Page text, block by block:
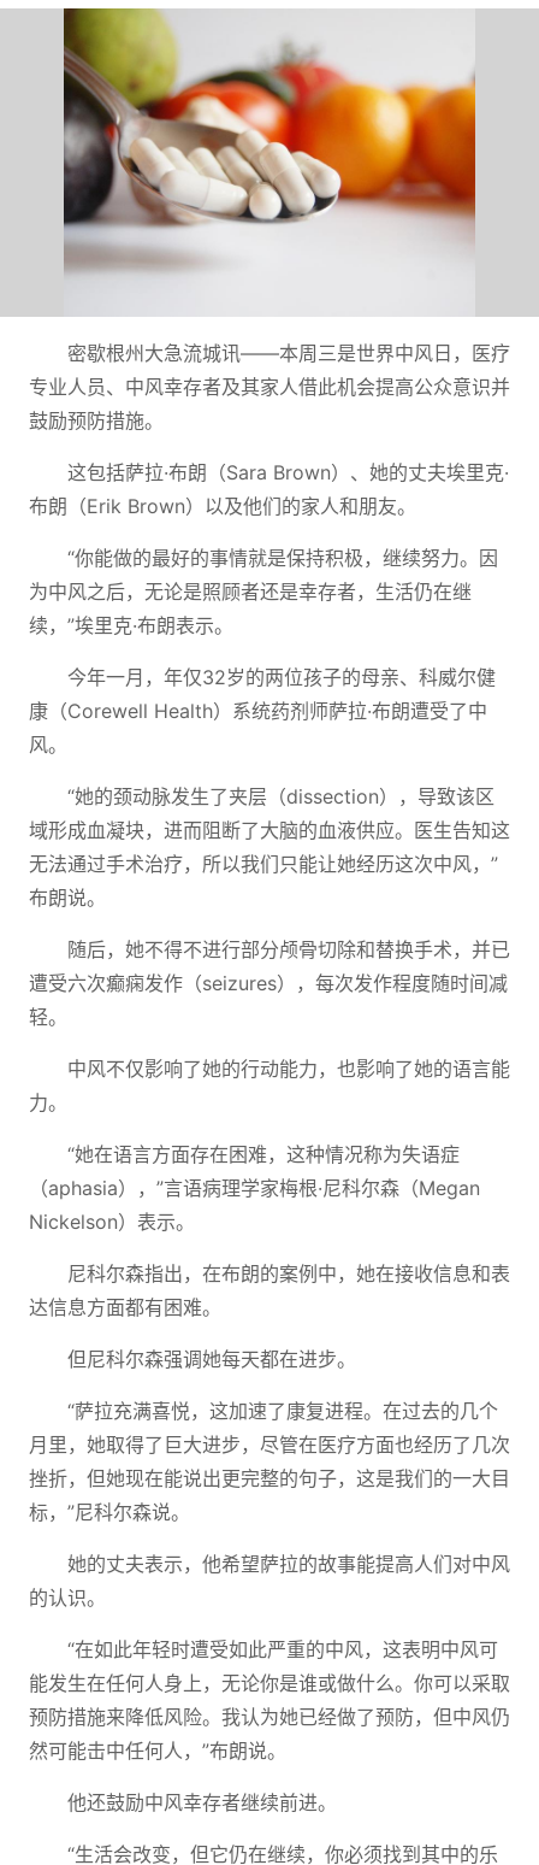
密歇根州大急流城讯——本周三是世界中风日，医疗
专业人员、中风幸存者及其家人借此机会提高公众意识并
鼓励预防措施。
这包括萨拉·布朗（Sara Brown）、她的丈夫埃里克·
布朗（Erik Brown）以及他们的家人和朋友。
“你能做的最好的事情就是保持积极，继续努力。因
为中风之后，无论是照顾者还是幸存者，生活仍在继
续，”埃里克·布朗表示。
今年一月，年仅32岁的两位孩子的母亲、科威尔健
康（Corewell Health）系统药剂师萨拉·布朗遭受了中
风。
“她的颈动脉发生了夹层（dissection），导致该区
域形成血凝块，进而阻断了大脑的血液供应。医生告知这
无法通过手术治疗，所以我们只能让她经历这次中风，”
布朗说。
随后，她不得不进行部分颅骨切除和替换手术，并已
遭受六次癫痫发作（seizures），每次发作程度随时间减
轻。
中风不仅影响了她的行动能力，也影响了她的语言能
力。
“她在语言方面存在困难，这种情况称为失语症
（aphasia），”言语病理学家梅根·尼科尔森（Megan
Nickelson）表示。
尼科尔森指出，在布朗的案例中，她在接收信息和表
达信息方面都有困难。
但尼科尔森强调她每天都在进步。
“萨拉充满喜悦，这加速了康复进程。在过去的几个
月里，她取得了巨大进步，尽管在医疗方面也经历了几次
挫折，但她现在能说出更完整的句子，这是我们的一大目
标，”尼科尔森说。
她的丈夫表示，他希望萨拉的故事能提高人们对中风
的认识。
“在如此年轻时遭受如此严重的中风，这表明中风可
能发生在任何人身上，无论你是谁或做什么。你可以采取
预防措施来降低风险。我认为她已经做了预防，但中风仍
然可能击中任何人，”布朗说。
他还鼓励中风幸存者继续前进。
“生活会改变，但它仍在继续，你必须找到其中的乐